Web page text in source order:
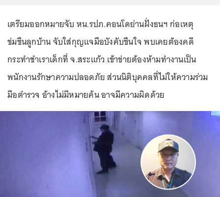
เตรียมออกหมายจับ หน.รปภ.คอนโดย่านฝั่งธนฯ ก่อเหตุ
ข่มขืนลูกบ้าน จับใส่กุญแจมือบังคับขืนใจ พบเคยต้องคดี
กระทำชำเราเด็กที่ จ.สระแก้ว เข้าข่ายต้องห้ามทำงานเป็น
พนักงานรักษาความปลอดภัย ส่วนนิติบุคคลที่ไม่ให้ความร่วม
มือตำรวจ อ้างไม่มีหมายค้น อาจมีความผิดด้วย